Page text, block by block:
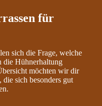
für
sich die Frage, welche
die Hühnerhaltung
möchten wir dir
die sich besonders gut